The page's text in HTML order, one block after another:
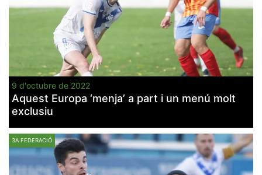
9 d'octubre de 2022
Aquest Europa ‘menja’ a part i un menú molt
exclusiu
3A FEDERACIÓ